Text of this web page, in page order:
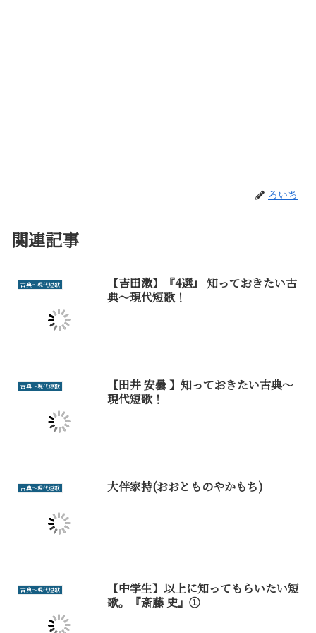
ろいち
関連記事
古典～現代短歌
【吉田漱】『4選』 知っておきたい古
典～現代短歌！
古典～現代短歌
【田井 安曇 】知っておきたい古典～
現代短歌！
古典～現代短歌 大伴家持(おおとものやかもち)
古典～現代短歌
【中学生】以上に知ってもらいたい短
歌。『斎藤 史』①